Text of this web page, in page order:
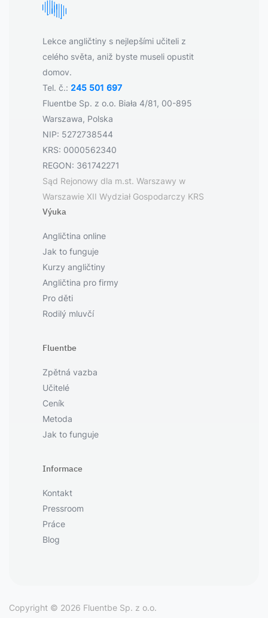
Lekce angličtiny s nejlepšími učiteli z
celého světa, aniž byste museli opustit
domov.
Tel. č.: 245 501 697
Fluentbe Sp. z o.o. Biała 4/81, 00-895
Warszawa, Polska
NIP: 5272738544
KRS: 0000562340
REGON: 361742271
Sąd Rejonowy dla m.st. Warszawy w
Warszawie XII Wydział Gospodarczy KRS
Výuka
Angličtina online
Jak to funguje
Kurzy angličtiny
Angličtina pro firmy
Pro děti
Rodilý mluvčí
Fluentbe
Zpětná vazba
Učitelé
Ceník
Metoda
Jak to funguje
Informace
Kontakt
Pressroom
Práce
Blog
Copyright © 2026 Fluentbe Sp. z o.o.